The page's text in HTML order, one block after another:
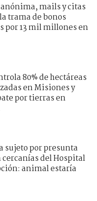
mails y citas
trama de bonos
por 13 mil millones en
80% de hectáreas
en Misiones y
por tierras en
sujeto por presunta
del Hospital
animal estaría